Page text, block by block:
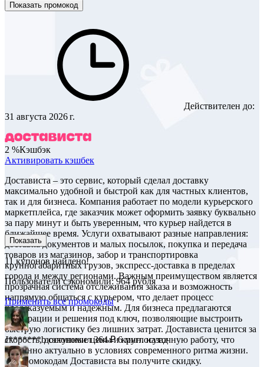
Показать промокод
Действителен до:
31 августа 2026 г.
2 %Кэшбэк
Активировать кэшбек
Достависта – это сервис, который сделал доставку
максимально удобной и быстрой как для частных клиентов,
так и для бизнеса. Компания работает по модели курьерского
маркетплейса, где заказчик может оформить заявку буквально
за пару минут и быть уверенным, что курьер найдется в
ближайшее время. Услуги охватывают разные направления:
доставка документов и малых посылок, покупка и передача
товаров из магазинов, забор и транспортировка
крупногабаритных грузов, экспресс-доставка в пределах
города и между регионами. Важным преимуществом является
прозрачная система отслеживания заказа и возможность
напрямую общаться с курьером, что делает процесс
предсказуемым и надежным. Для бизнеса предлагаются
интеграции и решения под ключ, позволяющие выстроить
быструю логистику без лишних затрат. Достависта ценится за
скорость, доступные цены и круглосуточную работу, что
особенно актуально в условиях современного ритма жизни.
По промокодам Достависта вы получите скидку.
Показать
11купонов найдено!
Пользователи сэкономили: 964 рубля
Применить все промокоды
F**********n сэкономил 173 ₽ 1 мин. назад